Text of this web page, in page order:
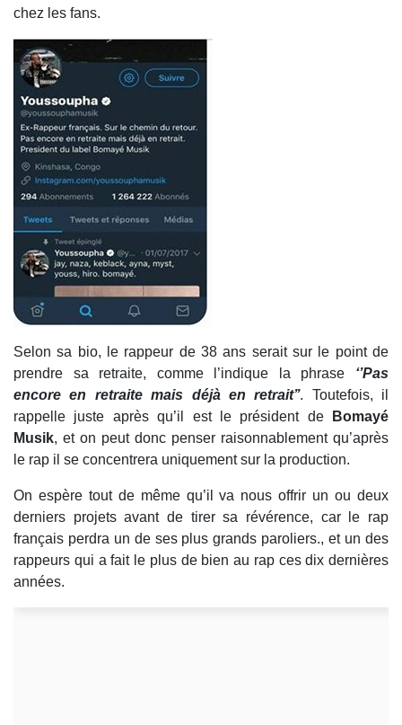
chez les fans.
Selon sa bio, le rappeur de 38 ans serait sur le point de
prendre sa retraite, comme l’indique la phrase ‘’Pas
encore en retraite mais déjà en retrait’’. Toutefois, il
rappelle juste après qu’il est le président de
Bomayé
Musik, et on peut donc penser raisonnablement qu’après
le rap il se concentrera uniquement sur la production.
On espère tout de même qu’il va nous offrir un ou deux
derniers projets avant de tirer sa révérence, car le rap
français perdra un de ses plus grands paroliers., et un des
rappeurs qui a fait le plus de bien au rap ces dix dernières
années.